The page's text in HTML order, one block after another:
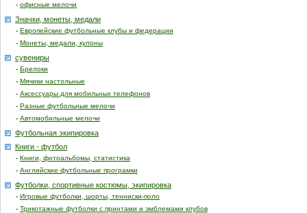
- офисные мелочи
Значки, монеты, медали
- Европейские футбольные клубы и федерации
- Монеты, медали, кулоны
сувениры
- Брелоки
- Мячики настольные
- Аксессуары для мобильных телефонов
- Разные футбольные мелочи
- Автомобильные мелочи
Футбольная экипировка
Книги - футбол
- Книги, фотоальбомы, статистика
- Английские футбольные програмки
Футболки, спортивные костюмы, экипировка
- Игровые футболки, шорты, тенниски-поло
- Трикотажные футболки с принтами и эмблемами клубов